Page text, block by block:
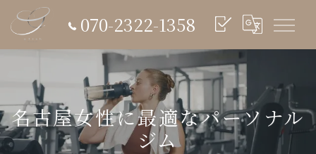
070-2322-1358
名古屋女性に最適なパーソナル
ジム